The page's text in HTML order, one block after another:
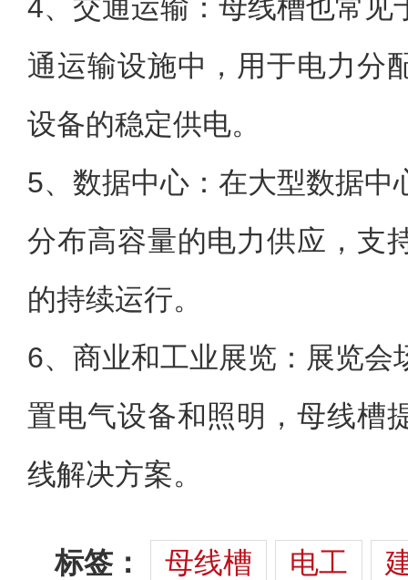
4、交通运输：母线槽也常见
通运输设施中，用于电力分
设备的稳定供电。
5、数据中心：在大型数据中
分布高容量的电力供应，支
的持续运行。
6、商业和工业展览：展览会
置电气设备和照明，母线槽
线解决方案。
标签： 母线槽 电工